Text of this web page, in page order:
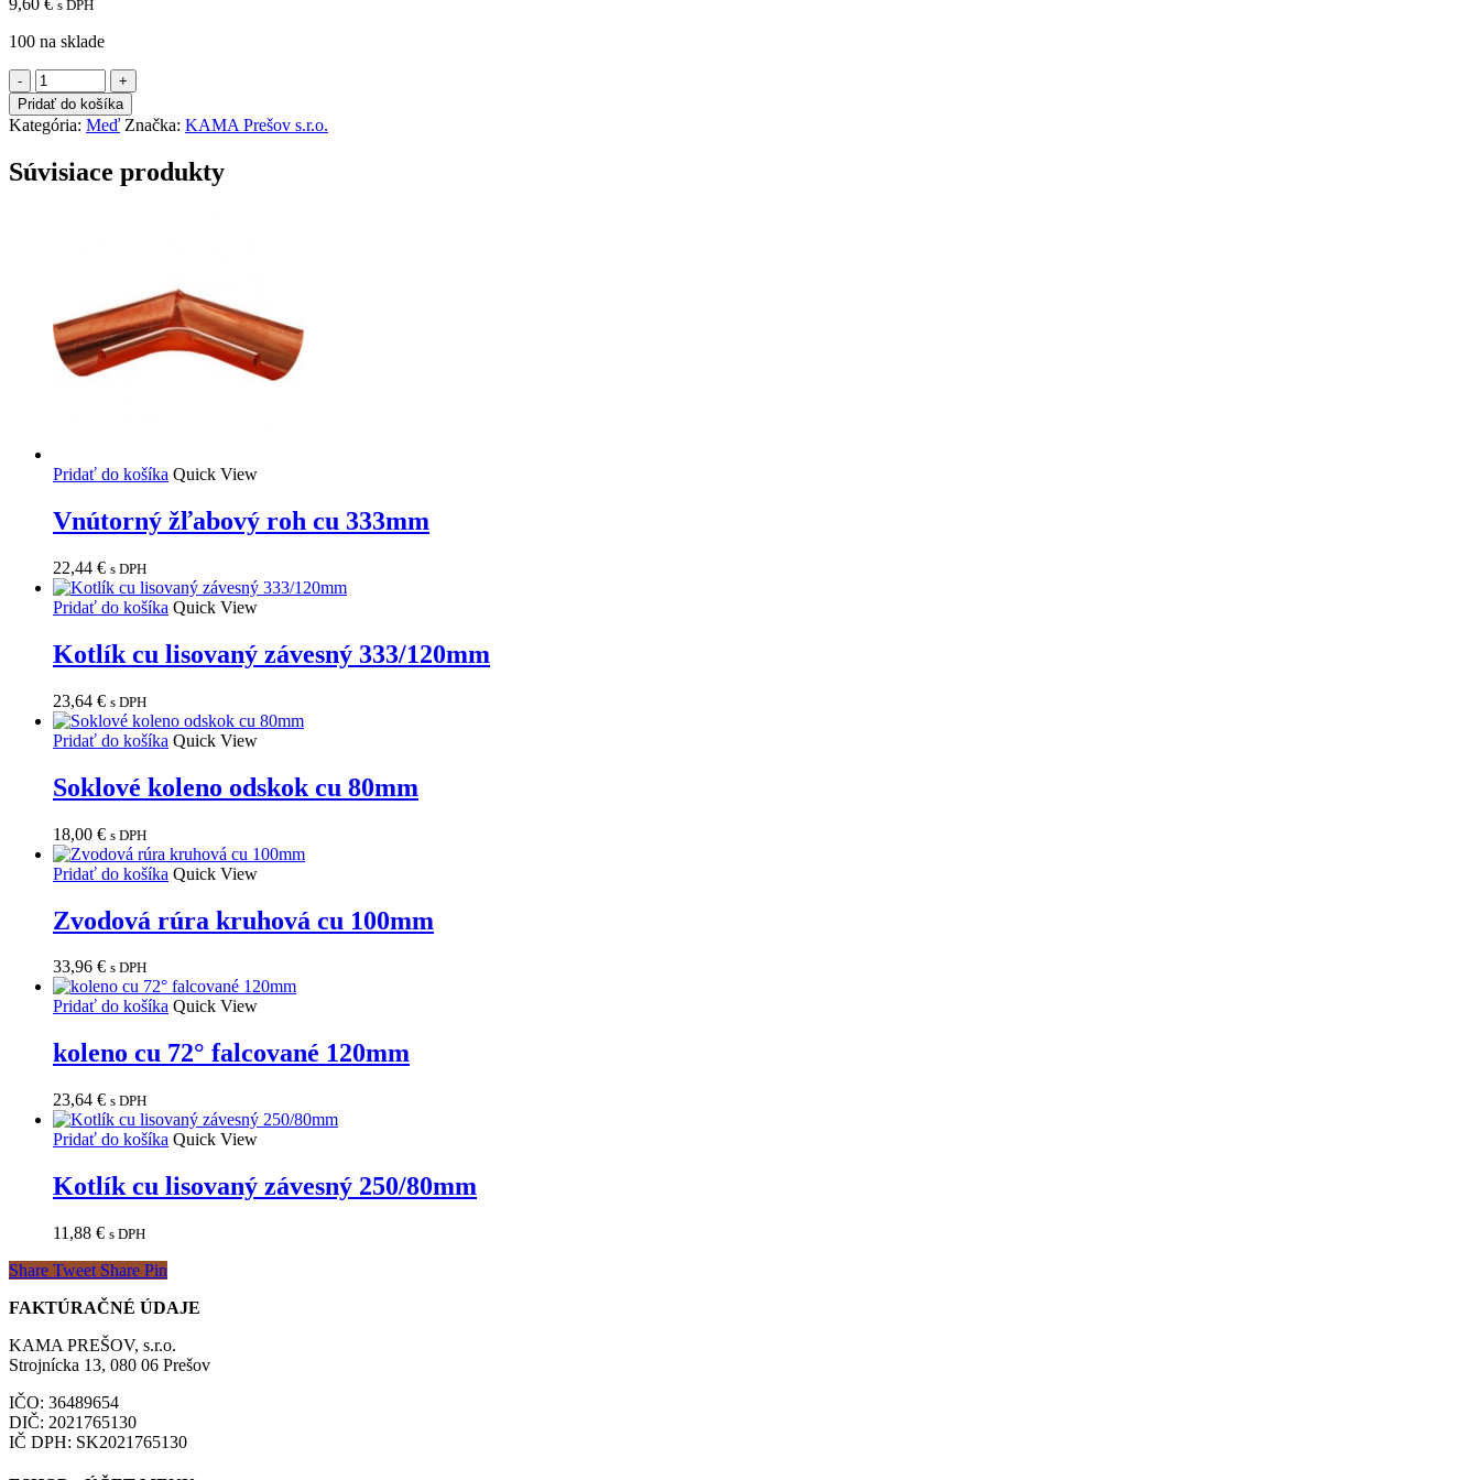
9,60 € s DPH
100 na sklade
množstvo
koleno
cu
72°
falcované
80mm
Pridať do košíka
Kategória: Meď Značka: KAMA Prešov s.r.o.
Súvisiace produkty
Pridať do košíka Quick View
Vnútorný žľabový roh cu 333mm
22,44 € s DPH
Pridať do košíka Quick View
Kotlík cu lisovaný závesný 333/120mm
23,64 € s DPH
Pridať do košíka Quick View
Soklové koleno odskok cu 80mm
18,00 € s DPH
Pridať do košíka Quick View
Zvodová rúra kruhová cu 100mm
33,96 € s DPH
Pridať do košíka Quick View
koleno cu 72° falcované 120mm
23,64 € s DPH
Pridať do košíka Quick View
Kotlík cu lisovaný závesný 250/80mm
11,88 € s DPH
Share Tweet Share Pin
FAKTÚRAČNÉ ÚDAJE
KAMA PREŠOV, s.r.o.
Strojnícka 13, 080 06 Prešov
IČO: 36489654
DIČ: 2021765130
IČ DPH: SK2021765130